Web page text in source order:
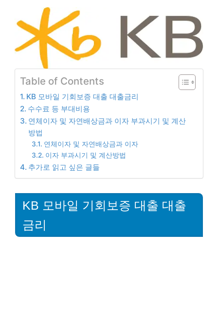
Table of Contents
KB 모바일 기회보증 대출 대출금리
수수료 등 부대비용
연체이자 및 자연배상금과 이자 부과시기 및 계산
방법
연체이자 및 자연배상금과 이자
이자 부과시기 및 계산방법
추가로 읽고 싶은 글들
KB 모바일 기회보증 대출 대출
금리